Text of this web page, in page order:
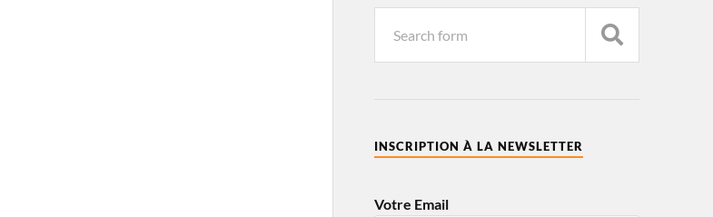
INSCRIPTION À LA NEWSLETTER
Votre Email